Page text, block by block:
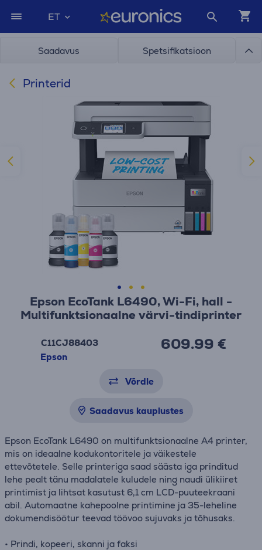
ET
Saadavus Spetsifikatsioon
Printerid
Epson EcoTank L6490, Wi-Fi, hall -
Multifunktsionaalne värvi-tindiprinter
C11CJ88403
Epson
609.99 €
Võrdle
Saadavus kauplustes
Epson EcoTank L6490 on multifunktsionaalne A4 printer,
mis on ideaalne kodukontoritele ja väikestele
ettevõtetele. Selle printeriga saad säästa iga prinditud
lehe pealt tänu madalatele kuludele ning naudi ülikiiret
printimist ja lihtsat kasutust 6,1 cm LCD-puuteekraani
abil. Automaatne kahepoolne printimine ja 35-leheline
dokumendisöötur teevad töövoo sujuvaks ja tõhusaks.
• Prindi, kopeeri, skanni ja faksi